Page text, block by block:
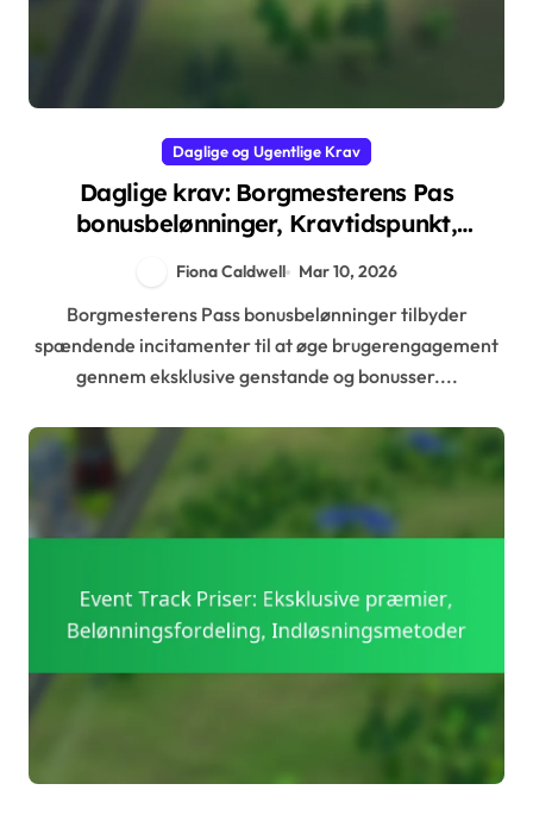
Daglige og Ugentlige Krav
Daglige krav: Borgmesterens Pas
bonusbelønninger, Kravtidspunkt,
Fiona Caldwell Mar 10, 2026
Borgmesterens Pass bonusbelønninger tilbyder
spændende incitamenter til at øge brugerengagement
gennem eksklusive genstande og bonusser....